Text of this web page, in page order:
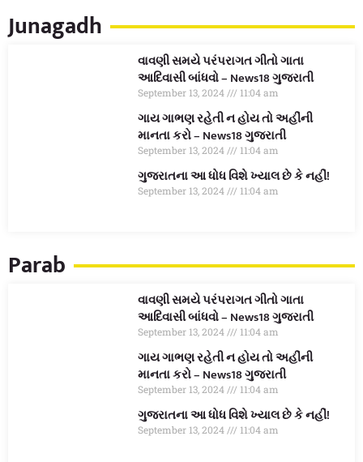
Junagadh
વાવણી સમયે પરંપરાગત ગીતો ગાતા
આદિવાસી બાંધવો – News18 ગુજરાતી
September 13, 2024 11:04 am
ગાય ગાભણ રહેતી ન હોય તો અહીંની
માનતા કરો – News18 ગુજરાતી
September 13, 2024 11:04 am
ગુજરાતના આ ધોધ વિશે ખ્યાલ છે કે નહીં!
September 13, 2024 11:04 am
Parab
વાવણી સમયે પરંપરાગત ગીતો ગાતા
આદિવાસી બાંધવો – News18 ગુજરાતી
September 13, 2024 11:04 am
ગાય ગાભણ રહેતી ન હોય તો અહીંની
માનતા કરો – News18 ગુજરાતી
September 13, 2024 11:04 am
ગુજરાતના આ ધોધ વિશે ખ્યાલ છે કે નહીં!
September 13, 2024 11:04 am